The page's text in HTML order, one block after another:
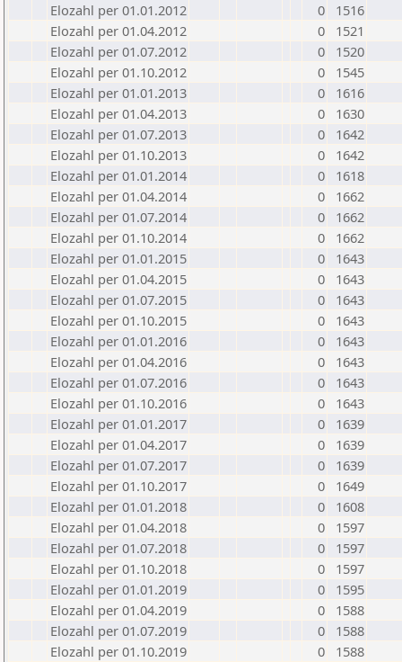
Elozahl per 01.01.2012
0
1516
Elozahl per 01.04.2012
0
1521
Elozahl per 01.07.2012
0
1520
Elozahl per 01.10.2012
0
1545
Elozahl per 01.01.2013
0
1616
Elozahl per 01.04.2013
0
1630
Elozahl per 01.07.2013
0
1642
Elozahl per 01.10.2013
0
1642
Elozahl per 01.01.2014
0
1618
Elozahl per 01.04.2014
0
1662
Elozahl per 01.07.2014
0
1662
Elozahl per 01.10.2014
0
1662
Elozahl per 01.01.2015
0
1643
Elozahl per 01.04.2015
0
1643
Elozahl per 01.07.2015
0
1643
Elozahl per 01.10.2015
0
1643
Elozahl per 01.01.2016
0
1643
Elozahl per 01.04.2016
0
1643
Elozahl per 01.07.2016
0
1643
Elozahl per 01.10.2016
0
1643
Elozahl per 01.01.2017
0
1639
Elozahl per 01.04.2017
0
1639
Elozahl per 01.07.2017
0
1639
Elozahl per 01.10.2017
0
1649
Elozahl per 01.01.2018
0
1608
Elozahl per 01.04.2018
0
1597
Elozahl per 01.07.2018
0
1597
Elozahl per 01.10.2018
0
1597
Elozahl per 01.01.2019
0
1595
Elozahl per 01.04.2019
0
1588
Elozahl per 01.07.2019
0
1588
Elozahl per 01.10.2019
0
1588